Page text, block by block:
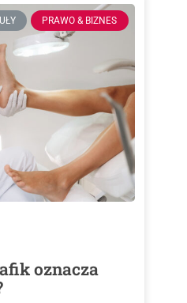
PRAWO & BIZNES
oznacza